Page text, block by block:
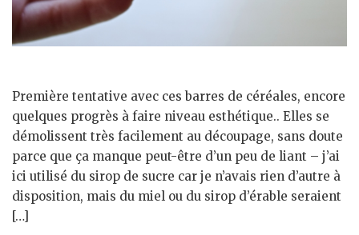
Première tentative avec ces barres de céréales, encore
quelques progrès à faire niveau esthétique.. Elles se
démolissent très facilement au découpage, sans doute
parce que ça manque peut-être d’un peu de liant – j’ai
ici utilisé du sirop de sucre car je n’avais rien d’autre à
disposition, mais du miel ou du sirop d’érable seraient
[…]